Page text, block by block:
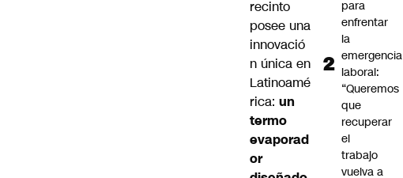
recinto
posee una
innovació
n única en
Latinoamé
rica: un
termo
evaporad
or
para
enfrentar
la
emergencia
laboral:
“Queremos
que
recuperar
el
trabajo
vuelva a